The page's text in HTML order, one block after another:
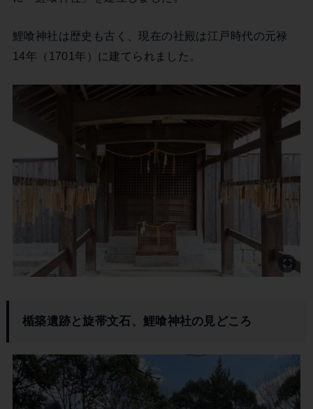
鯉喰神社は歴史も古く、現在の社殿は江戸時代の元禄
14年（1701年）に建てられました。
楯築遺跡と旋帯文石、鯉喰神社の見どころ